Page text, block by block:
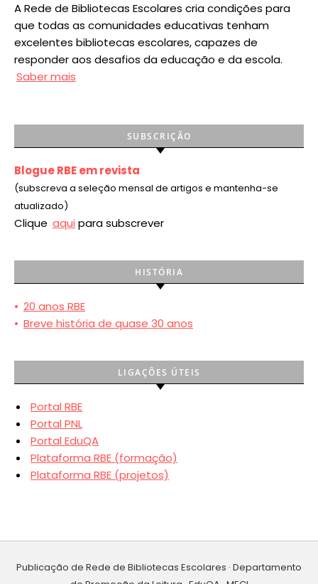
A Rede de Bibliotecas Escolares cria condições para
que todas as comunidades educativas tenham
excelentes bibliotecas escolares, capazes de
responder aos desafios da educação e da escola.
Saber mais
SUBSCRIÇÃO
Blogue RBE em revista
(subscreva a seleção mensal de artigos e mantenha-se
atualizado)
Clique aqui para subscrever
HISTÓRIA
• 20 anos RBE
• Breve história de quase 30 anos
LIGAÇÕES ÚTEIS
Portal RBE
Portal PNL
Portal EduQA
Plataforma RBE (formação)
Plataforma RBE (projetos)
Publicação de Rede de Bibliotecas Escolares · Departamento